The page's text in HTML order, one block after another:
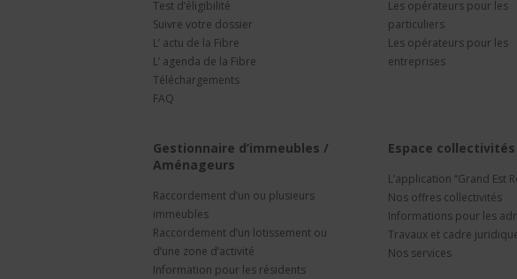
Test d’éligibilité
Suivre votre dossier
L’ actu de la Fibre
L’ agenda de la Fibre
Téléchargements
FAQ
Les opérateurs pour les
particuliers
Les opérateurs pour les
entreprises
Gestionnaire d’immeubles /
Aménageurs
Raccordement d’un ou plusieurs
immeubles
Raccordement d’un lotissement ou
d’une zone d’activité
Information pour les résidents
Espace collectivités
L’application “Grand Est
Nos offres collectivités
Informations pour les
Travaux et cadre
Nos services